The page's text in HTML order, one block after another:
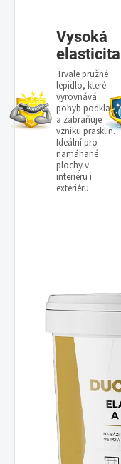
Vysoká
elasticita
Trvale pružné
lepidlo, které
vyrovnává
pohyb podkladu
a zabraňuje
vzniku prasklin.
Ideální pro
namáhané
plochy v
interiéru i
exteriéru.